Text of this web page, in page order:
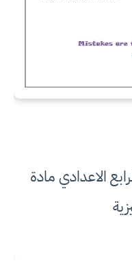
الاعدادي مادة